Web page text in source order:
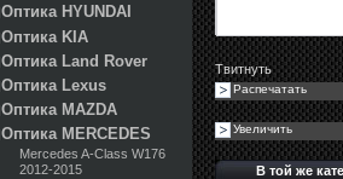
Оптика HYUNDAI
Оптика KIA
Оптика Land Rover
Оптика Lexus
Оптика MAZDA
Оптика MERCEDES
Mercedes A-Class W176
2012-2015
Твитнуть
Распечатать
Увеличить
В той же